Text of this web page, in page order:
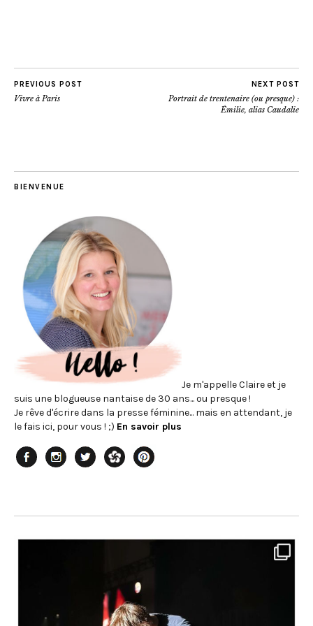
PREVIOUS POST
Vivre à Paris
NEXT POST
Portrait de trentenaire (ou presque) :
Émilie, alias Caudalie
BIENVENUE
Je m'appelle Claire et je
suis une blogueuse nantaise de 30 ans... ou presque !
Je rêve d'écrire dans la presse féminine... mais en attendant, je
le fais ici, pour vous ! ;) En savoir plus